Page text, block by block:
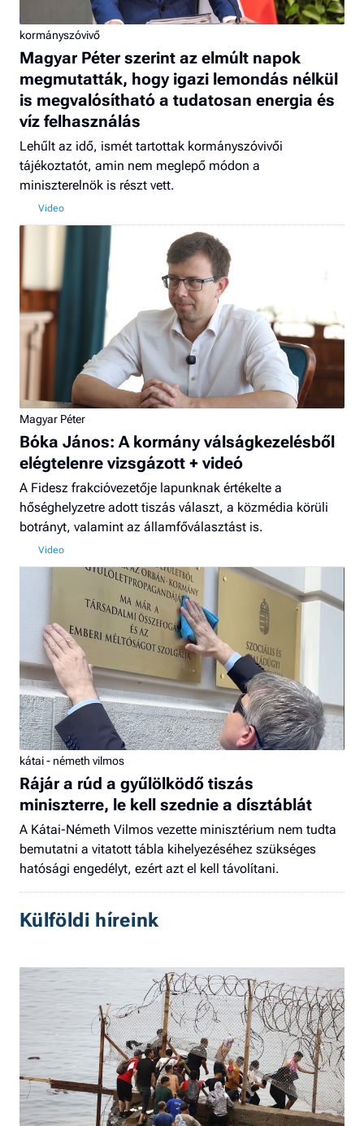
kormányszóvivő
Magyar Péter szerint az elmúlt napok
megmutatták, hogy igazi lemondás nélkül
is megvalósítható a tudatosan energia és
víz felhasználás
Lehűlt az idő, ismét tartottak kormányszóvivői
tájékoztatót, amin nem meglepő módon a
miniszterelnök is részt vett.
Magyar Péter
Bóka János: A kormány válságkezelésből
elégtelenre vizsgázott + videó
A Fidesz frakcióvezetője lapunknak értékelte a
hőséghelyzetre adott tiszás választ, a közmédia körüli
botrányt, valamint az államfőválasztást is.
kátai - németh vilmos
Rájár a rúd a gyűlölködő tiszás
miniszterre, le kell szednie a dísztáblát
A Kátai-Németh Vilmos vezette minisztérium nem tudta
bemutatni a vitatott tábla kihelyezéséhez szükséges
hatósági engedélyt, ezért azt el kell távolítani.
Külföldi híreink